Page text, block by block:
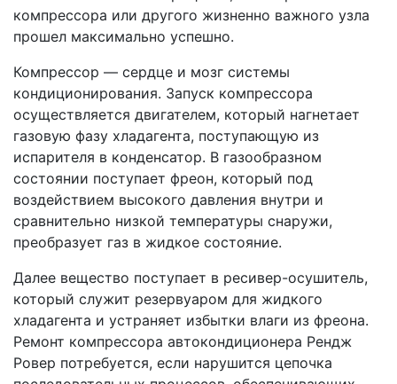
компрессора или другого жизненно важного узла
прошел максимально успешно.
Компрессор — сердце и мозг системы
кондиционирования. Запуск компрессора
осуществляется двигателем, который нагнетает
газовую фазу хладагента, поступающую из
испарителя в конденсатор. В газообразном
состоянии поступает фреон, который под
воздействием высокого давления внутри и
сравнительно низкой температуры снаружи,
преобразует газ в жидкое состояние.
Далее вещество поступает в ресивер-осушитель,
который служит резервуаром для жидкого
хладагента и устраняет избытки влаги из фреона.
Ремонт компрессора автокондиционера Рендж
Ровер потребуется, если нарушится цепочка